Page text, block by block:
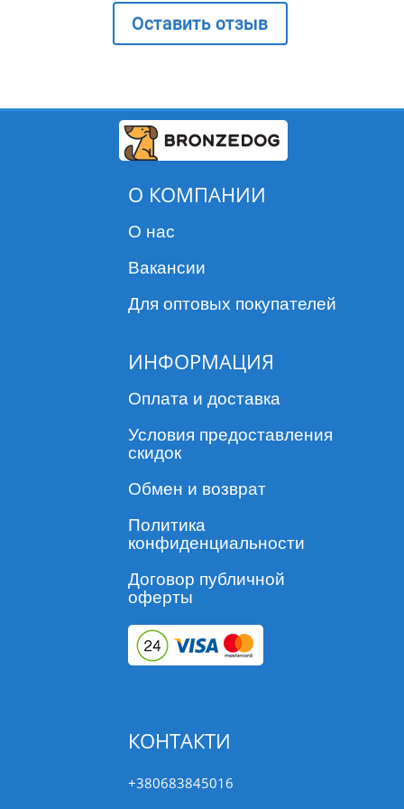
Условия хранения
В сухом, защищенном от света, недоступном для
Срок годности
Оставить отзыв
О КОМПАНИИ
О нас
Вакансии
Для оптовых покупателей
ИНФОРМАЦИЯ
Оплата и доставка
Условия предоставления
скидок
Обмен и возврат
Политика
конфиденциальности
Договор публичной
оферты
КОНТАКТИ
+380683845016